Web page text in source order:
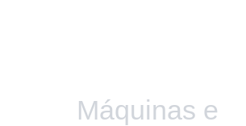
Máquinas e